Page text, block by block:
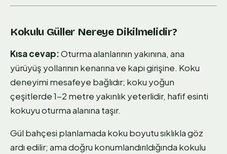
Kokulu Güller Nereye Dikilmelidir?
Kısa cevap:Oturma alanlarının yakınına, ana
yürüyüş yollarının kenarına ve kapı girişine. Koku
deneyimi mesafeye bağlıdır; koku yoğun
çeşitlerde 1-2 metre yakınlık yeterlidir, hafif esinti
kokuyu oturma alanına taşır.
Gül bahçesi planlamada koku boyutu sıklıkla göz
ardı edilir; ama doğru konumlandırıldığında kokulu